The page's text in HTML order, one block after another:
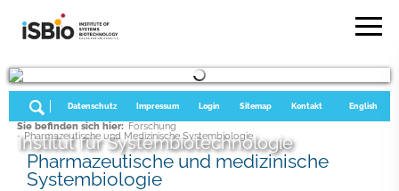
Institut für Systembiotechnologie
English
Kontakt
Sitemap
Login
Impressum
Datenschutz
Sie befinden sich hier: Forschung
- Pharmazeutische und Medizinische Systembiologie
Pharmazeutische und medizinische
Systembiologie